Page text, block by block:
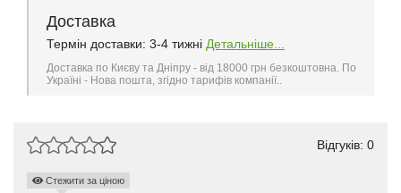
Доставка
Термін доставки: 3-4 тижні Детальніше...
Доставка по Києву та Дніпру - від 18000 грн безкоштовна. По
Україні - Нова пошта, згідно тарифів компанії..
Відгуків: 0
Стежити за ціною